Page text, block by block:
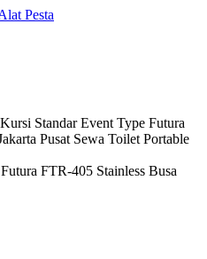
Pesta
Standar Event Type Futura
Pusat Sewa Toilet Portable
FTR-405 Stainless Busa